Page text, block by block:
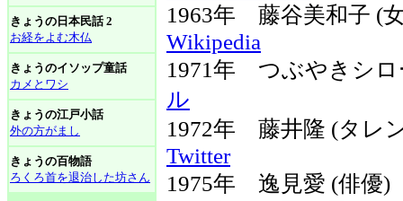
きょうの日本民話 2
お経をよむ木仏
きょうのイソップ童話
カメとワシ
きょうの江戸小話
外の方がまし
きょうの百物語
ろくろ首を退治した坊さん
1963年 藤谷美和
Wikipedia
1971年 つぶやき
ル
1972年 藤井隆 (タ
Twitter
1975年 逸見愛 (俳優)